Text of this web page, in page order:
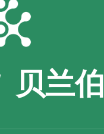
贝兰伯